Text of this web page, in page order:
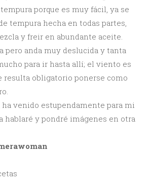
porque es muy fácil, ya se
tempura hecha en todas partes,
y freir en abundante aceite.
pero anda muy deslucida y tanta
para ir hasta allí; el viento es
resulta obligatorio ponerse como
ha venido estupendamente para mi
hablaré y pondré imágenes en otra